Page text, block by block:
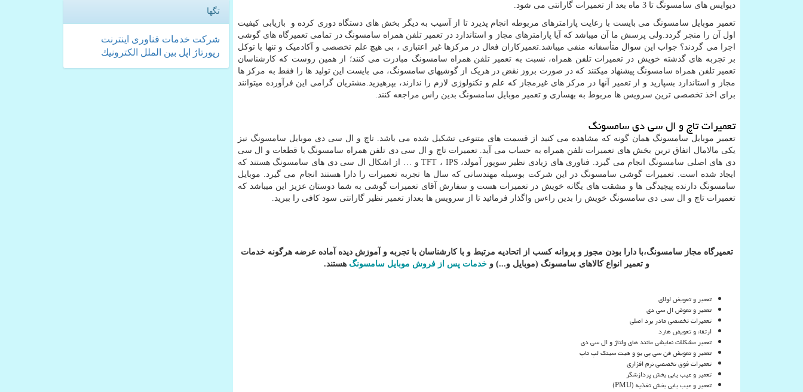
دیوایس های سامسونگ تا 3 ماه بعد از تعمیرات گارانتی می شود.
تعمیر موبایل سامسونگ می بایست با رعایت پارامترهای مربوطه انجام پذیرد تا از آسیب به دیگر بخش های دستگاه دوری کرده و بازیابی کیفیت
اول آن را منجر گردد.ولی پرسش ما آن میباشد که آیا پارامترهای مجاز و استاندارد در تعمیر تلفن همراه سامسونگ در تمامی تعمیرگاه های گوشی
اجرا می گردند؟ جواب این سوال متأسفانه منفی میباشد.تعمیرکاران فعال در مرکزها غیر اعتباری ، بی هیچ علم تخصصی و آکادمیک و تنها با توکل
بر تجربه های گذشته خویش در تعمیرات تلفن همراه، نسبت به تعمیر تلفن همراه سامسونگ مبادرت می کنند؛ از همین روست که کارشناسان
تعمیر تلفن همراه سامسونگ پیشنهاد میکنند که در صورت بروز نقض در هریک از گوشیهای سامسونگ، می بایست این تولید ها را فقط به مرکز ها
مجاز و استاندارد بسپارید و از تعمیر آنها در مرکز های غیرمجاز که علم و تکنولوژی لازم را ندارند، بپرهیزید.مشتریان گرامی این فرآورده میتوانند
برای اخذ تخصصی ترین سرویس ها مربوط به بهسازی و تعمیر موبایل سامسونگ بدین راس مراجعه کنند.
تعمیرات تاچ و ال سی دی سامسونگ
تعمیر موبایل سامسونگ همان گونه که مشاهده می کنید از قسمت های متنوعی تشکیل شده می باشد. تاچ و ال سی دی موبایل سامسونگ نیز
یکی مالامال اتفاق ترین بخش های تعمیرات تلفن همراه به حساب می آید. تعمیرات تاچ و ال سی دی تلفن همراه سامسونگ با قطعات و ال سی
دی های اصلی سامسونگ انجام می گیرد. فناوری های زیادی نظیر سوپور آمولد، IPS ، TFT و …
از اشکال ال سی دی های سامسونگ هستند که
ایجاد شده است. تعمیرات گوشی سامسونگ در این شرکت بوسیله مهندسانی که سال ها تجربه تعمیرات را دارا هستند انجام می گیرد. موبایل
سامسونگ دارنده پیچیدگی ها و مشقت های یگانه خویش در تعمیرات هست و سفارش آقای تعمیرات گوشی به شما دوستان عزیز این میباشد که
تعمیرات تاچ و ال سی دی سامسونگ خویش را بدین راءس واگذار فرمائید تا از سرویس ها بعداز تعمیر نظیر گارانتی سود کافی را ببرید.
تعمیرگاه مجاز سامسونگ،با دارا بودن مجوز و پروانه کسب از اتحادیه مرتبط و با کارشناسان با تجربه و آموزش دیده آماده عرضه هرگونه خدمات
و تعمیر انواع کالاهای سامسونگ (موبایل و...) و خدمات پس از فروش موبایل سامسونگ هستند.
تعمیر و تعویض لولای
تعمیر و تعوض ال سی دی
تعمیرات تخصصی مادر برد اصلی
ارتقاء و تعویض هارد
تعمیر مشکلات نمایشی مانند های ولتاژ و ال سی دی
تعمیر و تعویض فن سی پی یو و هیت سینک لپ تاپ
تعمیرات فوق تخصصی نرم افزاری
تعمیر و عیب یابی بخش پردازشگر
تعمیر و عیب یابی بخش تغذیه (PMU
)
تگها
شركت خدمات فناوری اینترنت
رپورتاژ
اپل بین الملل الكترونیك